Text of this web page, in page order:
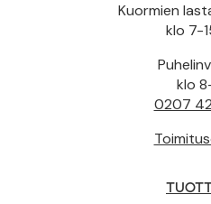
Kuormien
klo 7-
klo
0207